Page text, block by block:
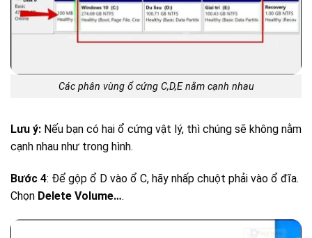
Các phân vùng ổ cứng C,D,E nằm cạnh nhau
Lưu ý: Nếu bạn có hai ổ cứng vật lý, thì chúng sẽ không nằm
cạnh nhau như trong hình.
Bước 4: Để gộp ổ D vào ổ C, hãy nhấp chuột phải vào ổ đĩa.
Chọn Delete Volume….